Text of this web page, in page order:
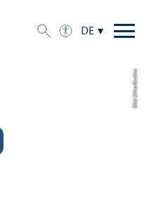
DE
Bild: Alina Grolms